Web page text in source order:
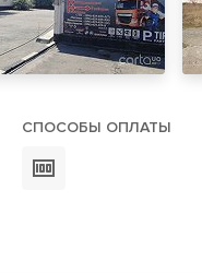
СПОСОБЫ ОПЛАТЫ